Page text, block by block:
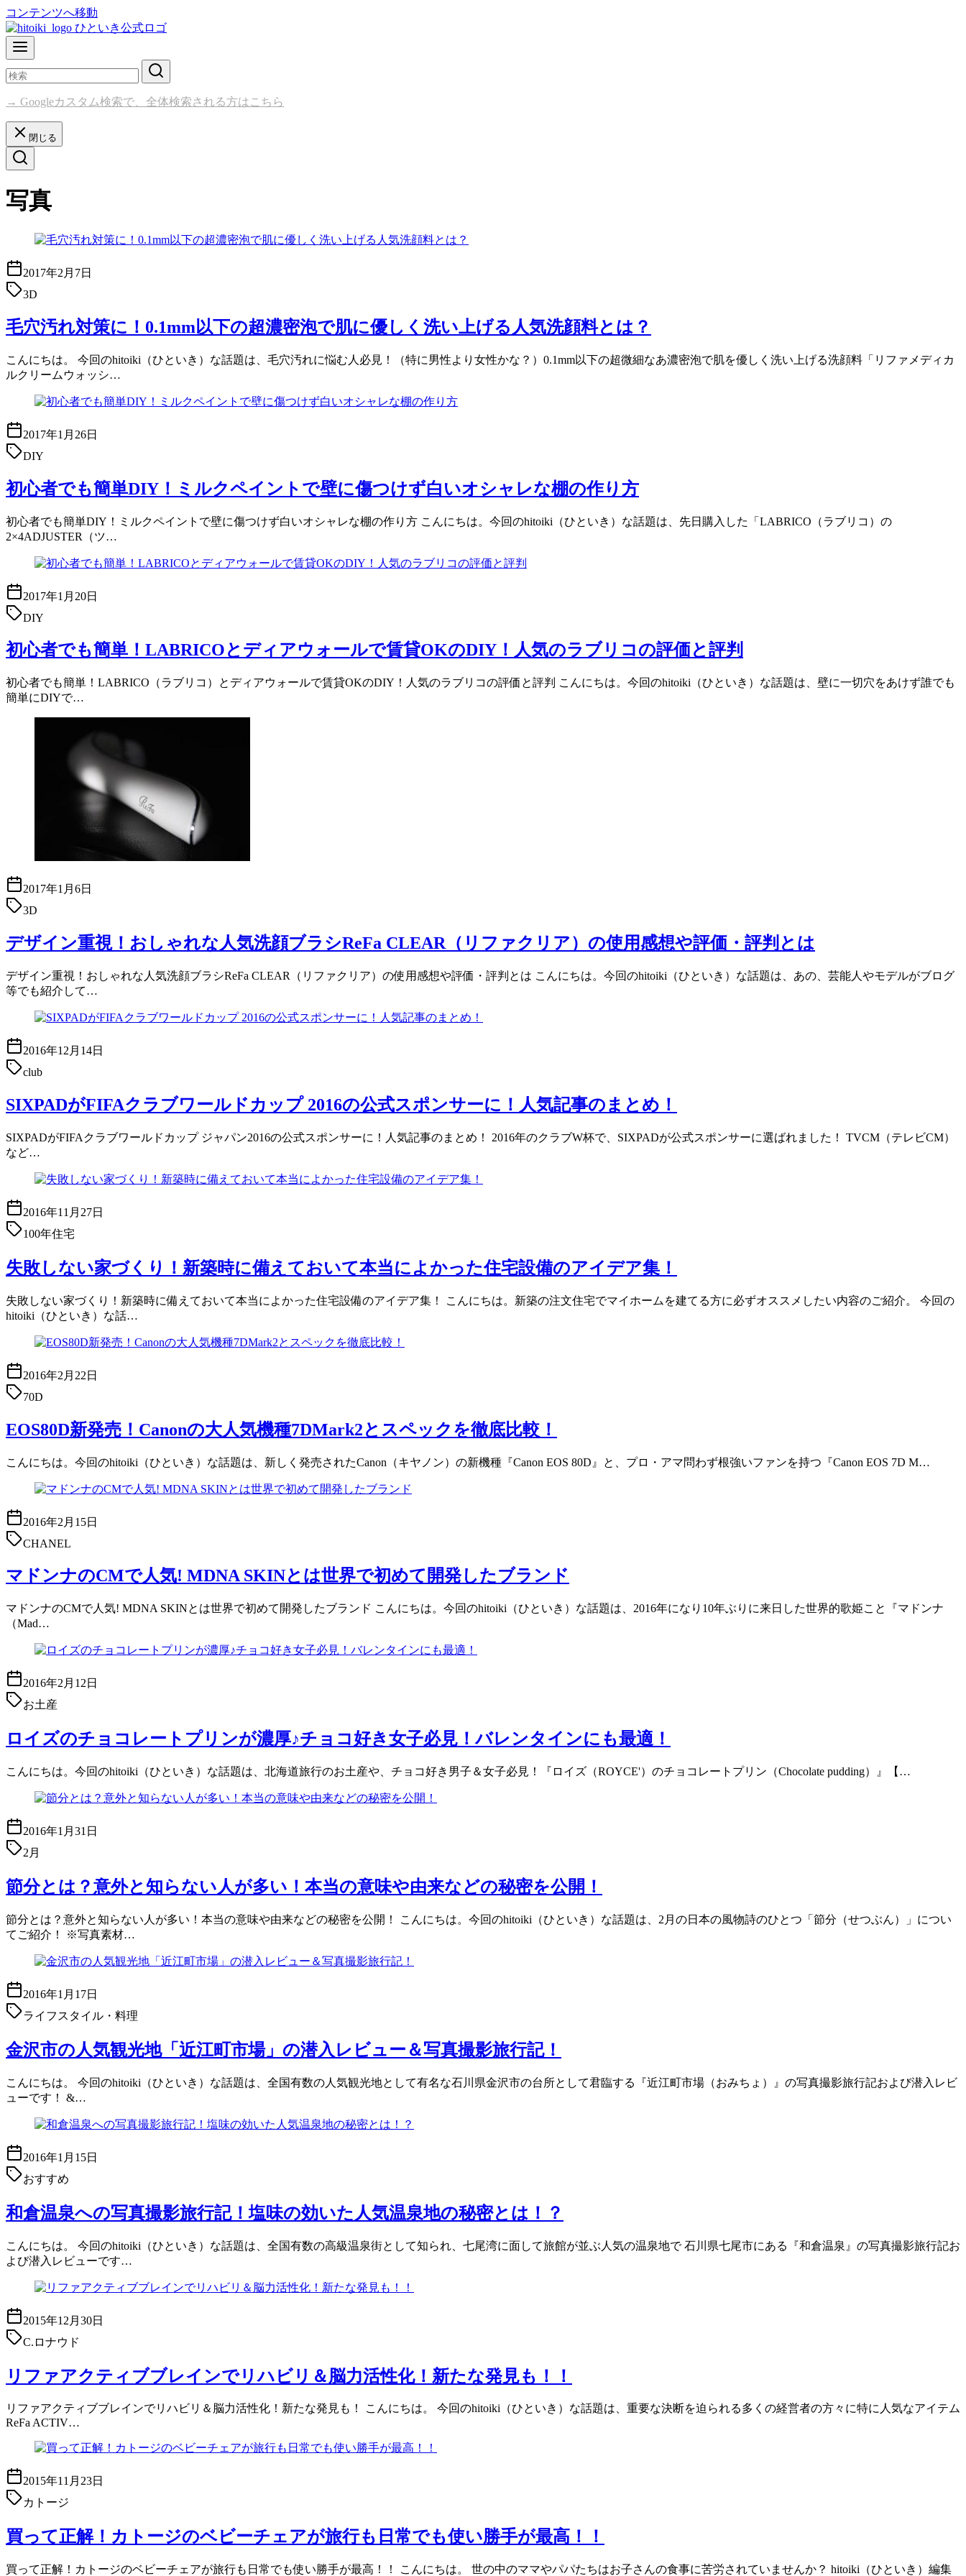
コンテンツへ移動
→ Googleカスタム検索で、全体検索される方はこちら
閉じる
写真
2017年2月7日
3D
毛穴汚れ対策に！0.1mm以下の超濃密泡で肌に優しく洗い上げる人気洗顔料とは？
こんにちは。 今回のhitoiki（ひといき）な話題は、毛穴汚れに悩む人必見！（特に男性より女性かな？）0.1mm以下の超微細なあ濃密泡で肌を優しく洗い上げる洗顔料「リファメディカ
ルクリームウォッシ…
2017年1月26日
DIY
初心者でも簡単DIY！ミルクペイントで壁に傷つけず白いオシャレな棚の作り方
初心者でも簡単DIY！ミルクペイントで壁に傷つけず白いオシャレな棚の作り方 こんにちは。今回のhitoiki（ひといき）な話題は、先日購入した「LABRICO（ラブリコ）の
2×4ADJUSTER（ツ…
2017年1月20日
DIY
初心者でも簡単！LABRICOとディアウォールで賃貸OKのDIY！人気のラブリコの評価と評判
初心者でも簡単！LABRICO（ラブリコ）とディアウォールで賃貸OKのDIY！人気のラブリコの評価と評判 こんにちは。今回のhitoiki（ひといき）な話題は、壁に一切穴をあけず誰でも
簡単にDIYで…
2017年1月6日
3D
デザイン重視！おしゃれな人気洗顔ブラシReFa CLEAR（リファクリア）の使用感想や評価・評判とは
デザイン重視！おしゃれな人気洗顔ブラシReFa CLEAR（リファクリア）の使用感想や評価・評判とは こんにちは。今回のhitoiki（ひといき）な話題は、あの、芸能人やモデルがブログ
等でも紹介して…
2016年12月14日
club
SIXPADがFIFAクラブワールドカップ 2016の公式スポンサーに！人気記事のまとめ！
SIXPADがFIFAクラブワールドカップ ジャパン2016の公式スポンサーに！人気記事のまとめ！ 2016年のクラブW杯で、SIXPADが公式スポンサーに選ばれました！ TVCM（テレビCM）
など…
2016年11月27日
100年住宅
失敗しない家づくり！新築時に備えておいて本当によかった住宅設備のアイデア集！
失敗しない家づくり！新築時に備えておいて本当によかった住宅設備のアイデア集！ こんにちは。新築の注文住宅でマイホームを建てる方に必ずオススメしたい内容のご紹介。 今回の
hitoiki（ひといき）な話…
2016年2月22日
70D
EOS80D新発売！Canonの大人気機種7DMark2とスペックを徹底比較！
こんにちは。今回のhitoiki（ひといき）な話題は、新しく発売されたCanon（キヤノン）の新機種『Canon EOS 80D』と、プロ・アマ問わず根強いファンを持つ『Canon EOS 7D M…
2016年2月15日
CHANEL
マドンナのCMで人気! MDNA SKINとは世界で初めて開発したブランド
マドンナのCMで人気! MDNA SKINとは世界で初めて開発したブランド こんにちは。今回のhitoiki（ひといき）な話題は、2016年になり10年ぶりに来日した世界的歌姫こと『マドンナ
（Mad…
2016年2月12日
お土産
ロイズのチョコレートプリンが濃厚♪チョコ好き女子必見！バレンタインにも最適！
こんにちは。今回のhitoiki（ひといき）な話題は、北海道旅行のお土産や、チョコ好き男子＆女子必見！『ロイズ（ROYCE'）のチョコレートプリン（Chocolate pudding）』【…
2016年1月31日
2月
節分とは？意外と知らない人が多い！本当の意味や由来などの秘密を公開！
節分とは？意外と知らない人が多い！本当の意味や由来などの秘密を公開！ こんにちは。今回のhitoiki（ひといき）な話題は、2月の日本の風物詩のひとつ「節分（せつぶん）」につい
てご紹介！ ※写真素材…
2016年1月17日
ライフスタイル・料理
金沢市の人気観光地「近江町市場」の潜入レビュー＆写真撮影旅行記！
こんにちは。 今回のhitoiki（ひといき）な話題は、全国有数の人気観光地として有名な石川県金沢市の台所として君臨する『近江町市場（おみちょ）』の写真撮影旅行記および潜入レビ
ューです！ &…
2016年1月15日
おすすめ
和倉温泉への写真撮影旅行記！塩味の効いた人気温泉地の秘密とは！？
こんにちは。 今回のhitoiki（ひといき）な話題は、全国有数の高級温泉街として知られ、七尾湾に面して旅館が並ぶ人気の温泉地で 石川県七尾市にある『和倉温泉』の写真撮影旅行記お
よび潜入レビューです…
2015年12月30日
C.ロナウド
リファアクティブブレインでリハビリ＆脳力活性化！新たな発見も！！
リファアクティブブレインでリハビリ＆脳力活性化！新たな発見も！ こんにちは。 今回のhitoiki（ひといき）な話題は、重要な決断を迫られる多くの経営者の方々に特に人気なアイテム
ReFa ACTIV…
2015年11月23日
カトージ
買って正解！カトージのベビーチェアが旅行も日常でも使い勝手が最高！！
買って正解！カトージのベビーチェアが旅行も日常でも使い勝手が最高！！ こんにちは。 世の中のママやパパたちはお子さんの食事に苦労されていませんか？ hitoiki（ひといき）編集